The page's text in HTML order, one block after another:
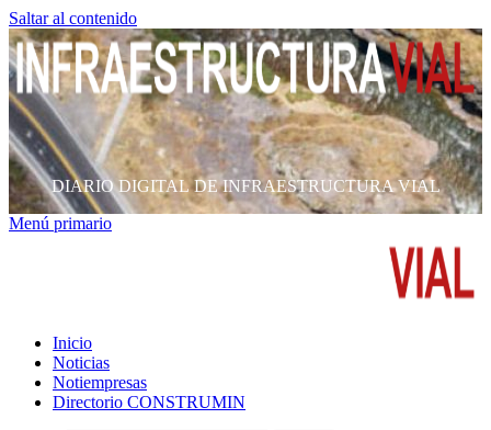
Saltar al contenido
DIARIO DIGITAL DE INFRAESTRUCTURA VIAL
Menú primario
Inicio
Noticias
Notiempresas
Directorio CONSTRUMIN